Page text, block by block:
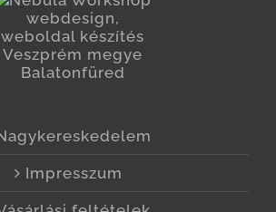
Impresszum